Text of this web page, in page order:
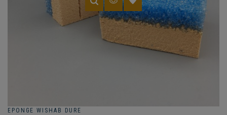
EPONGE WISHAB DURE